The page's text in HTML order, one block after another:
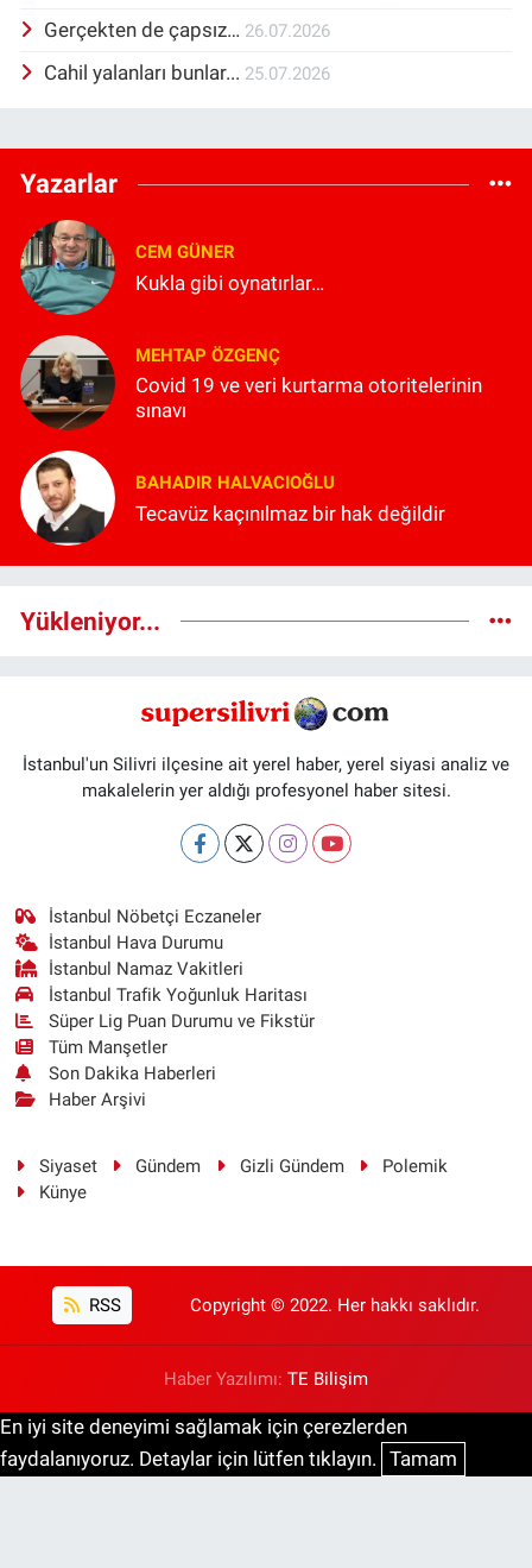
Gerçekten de çapsız… 26.07.2026
Cahil yalanları bunlar... 25.07.2026
Yazarlar
CEM GÜNER
Kukla gibi oynatırlar…
MEHTAP ÖZGENÇ
Covid 19 ve veri kurtarma otoritelerinin
sınavı
BAHADIR HALVACIOĞLU
Tecavüz kaçınılmaz bir hak değildir
Yükleniyor...
İstanbul'un Silivri ilçesine ait yerel haber, yerel siyasi analiz ve
makalelerin yer aldığı profesyonel haber sitesi.
İstanbul Nöbetçi Eczaneler
İstanbul Hava Durumu
İstanbul Namaz Vakitleri
İstanbul Trafik Yoğunluk Haritası
Süper Lig Puan Durumu ve Fikstür
Tüm Manşetler
Son Dakika Haberleri
Haber Arşivi
Siyaset Gündem Gizli Gündem
Polemik
Künye
RSS Copyright © 2022. Her hakkı saklıdır.
Haber Yazılımı: TE Bilişim
En iyi site deneyimi sağlamak için çerezlerden
faydalanıyoruz. Detaylar için lütfen tıklayın. Tamam